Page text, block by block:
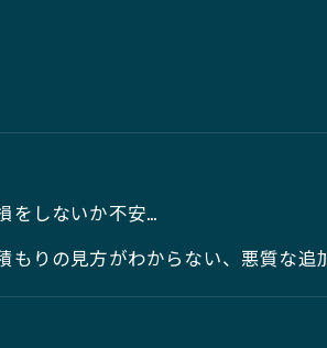
をしないか不安…
もりの見方がわからない、悪質な追